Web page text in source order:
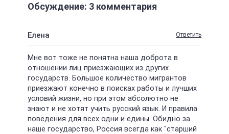
Обсуждение: 3 комментария
Елена Ответить
Мне вот тоже не понятна наша доброта в
отношении лиц приезжающих из других
государств. Большое количество мигрантов
приезжают конечно в поисках работы и лучших
условий жизни, но при этом абсолютно не
знают и не хотят учить русский язык. И правила
поведения для всех одни и едины. Обидно за
наше государство, Россия всегда как "старший